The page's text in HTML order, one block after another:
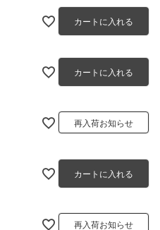
カートに入れる
カートに入れる
再入荷お知らせ
カートに入れる
再入荷お知らせ